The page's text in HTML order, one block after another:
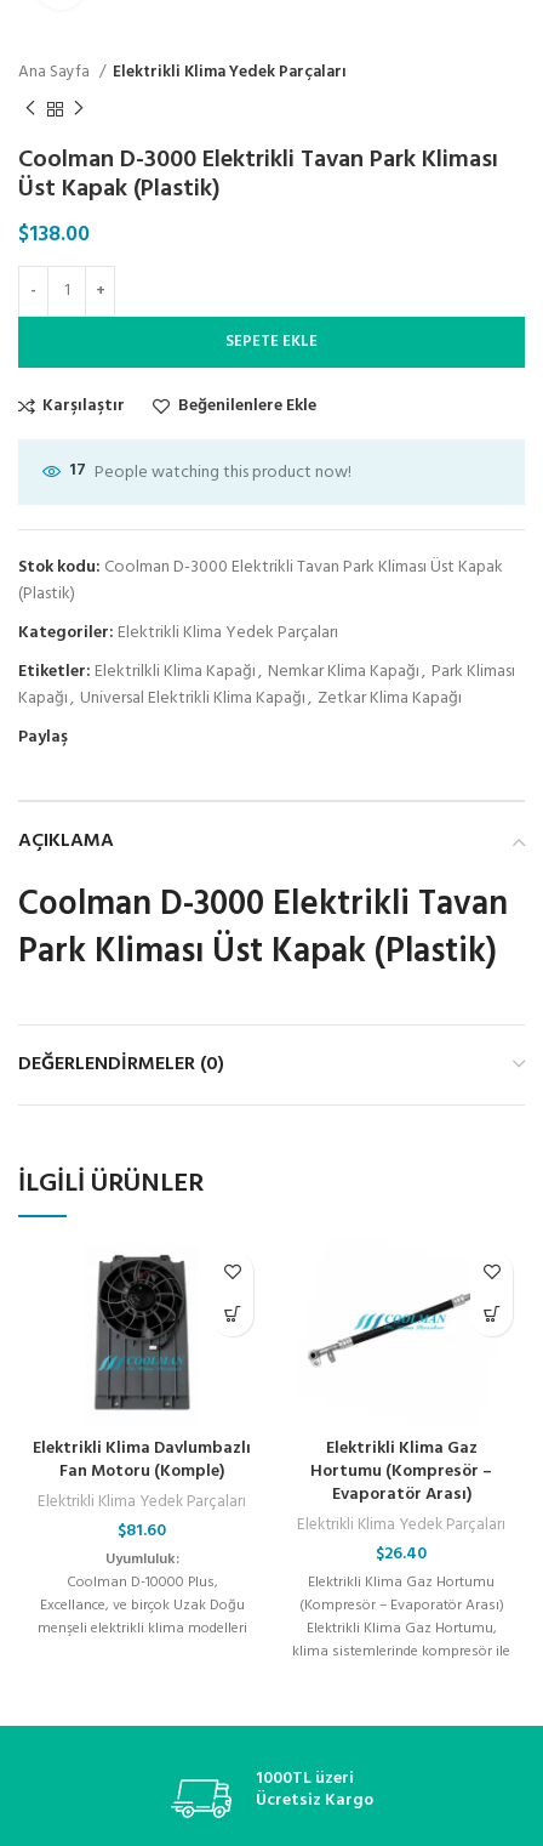
Ana Sayfa Elektrikli Klima Yedek Parçaları
Coolman D-3000 Elektrikli Tavan Park Kliması
Üst Kapak (Plastik)
$138.00
SEPETE EKLE
Karşılaştır Beğenilenlere Ekle
17 People watching this product now!
Stok kodu: Coolman D-3000 Elektrikli Tavan Park Kliması Üst Kapak
(Plastik)
Kategoriler: Elektrikli Klima Yedek Parçaları
Etiketler: Elektrilkli Klima Kapağı, Nemkar Klima Kapağı, Park Kliması
Kapağı, Universal Elektrikli Klima Kapağı, Zetkar Klima Kapağı
Paylaş
AÇIKLAMA
Coolman D-3000 Elektrikli Tavan
Park Kliması Üst Kapak (Plastik)
DEĞERLENDIRMELER (0)
İLGILI ÜRÜNLER
Elektrikli Klima Davlumbazlı
Fan Motoru (Komple)
Elektrikli Klima Yedek Parçaları
$81.60
Uyumluluk:
Coolman D-10000 Plus,
Excellance, ve birçok Uzak Doğu
menşeli elektrikli klima modelleri
Elektrikli Klima Gaz
Hortumu (Kompresör –
Evaporatör Arası)
Elektrikli Klima Yedek Parçaları
$26.40
Elektrikli Klima Gaz Hortumu
(Kompresör – Evaporatör Arası)
Elektrikli Klima Gaz Hortumu,
klima sistemlerinde kompresör ile
1000TL üzeri
Ücretsiz Kargo